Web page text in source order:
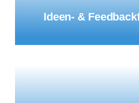
Ideen- &